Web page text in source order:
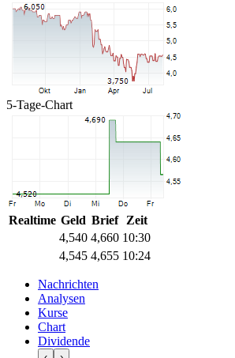
5-Tage-Chart
Realtime Geld Brief
Zeit
4,540 4,660 10:30
4,545 4,655 10:24
Nachrichten
Analysen
Kurse
Chart
Dividende